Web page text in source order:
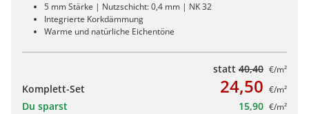
5 mm Stärke | Nutzschicht: 0,4 mm | NK 32
Integrierte Korkdämmung
Warme und natürliche Eichentöne
statt 40,40 €/m²
Komplett-Set 24,50 €/m²
Du sparst 15,90 €/m²